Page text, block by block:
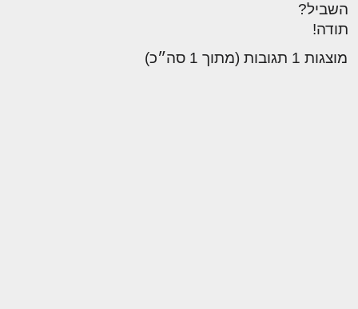
השביל?
תודה!
מוצגות 1 תגובות (מתוך 1 סה״כ)